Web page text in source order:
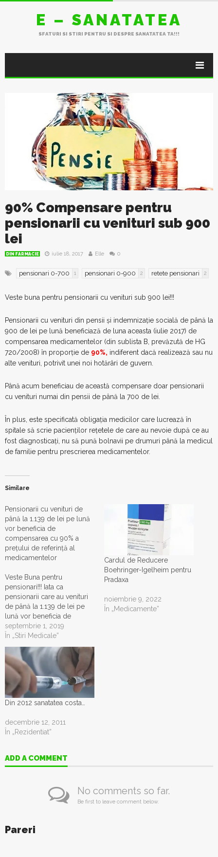
E – SANATATEA
SFATURI SI STIRI PENTRU SI DESPRE SANATATEA TA!!!
90% Compensare pentru
pensionarii cu venituri sub 900
lei
DIN FARMACIE iulie 18, 2017 Elle 0
pensionari 0-700 1 pensionari 0-900 2 retete pensionari 2
Veste buna pentru pensionarii cu venituri sub 900 lei!!!
Pensionarii cu venituri din pensii și indemnizație socială de până la
900 de lei pe lună beneficiază de luna aceasta (iulie 2017) de
compensarea medicamentelor (din sublista B, prevăzută de HG
720/2008) în proporție de 90%, indiferent dacă realizează sau nu
alte venituri, potrivit unei noi hotărâri de guvern.
Până acum beneficiau de această compensare doar pensionarii
cu venituri numai din pensii de până la 700 de lei.
În plus, este specificată obligația medicilor care lucrează în
spitale să scrie pacienților rețetele de care au nevoie după ce au
fost diagnosticați, nu să pună bolnavii pe drumuri până la medicul
de familie pentru prescrierea medicamentelor.
Similare
Pensionarii cu venituri de
până la 1.139 de lei pe lună
vor beneficia de
compensarea cu 90% a
preţului de referinţă al
medicamentelor
Veste Buna pentru
pensionari!!! Iata ca
pensionarii care au venituri
de până la 1.139 de lei pe
lună vor beneficia de
compensarea cu 90% a
preţului de referinţă al
medicamentelor. "La
propunerea Ministerului
Sănătăţii, Guvernul a
aprobat astăzi modificarea
unor acte normative
referitoare la programul
pentru compensarea cu
septembrie 1, 2019
În „Stiri Medicale”
Cardul de Reducere
Boehringer-Igelheim pentru
Pradaxa
noiembrie 9, 2022
În „Medicamente”
Din 2012 sanatatea costa…
decembrie 12, 2011
În „Rezidentiat”
ADD A COMMENT
No comments so far.
Be first to leave comment below.
Pareri